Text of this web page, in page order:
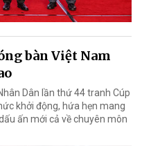
bàn Việt Nam
Dân lần thứ 44 tranh Cúp
khởi động, hứa hẹn mang
ấn mới cả về chuyên môn